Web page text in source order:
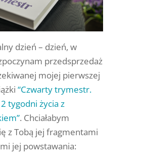
dzień – dzień, w
przedsprzedaż
mojej pierwszej
“Czwarty trymestr.
tygodni życia z
. Chciałabym
z Tobą jej fragmentami
jej powstawania: